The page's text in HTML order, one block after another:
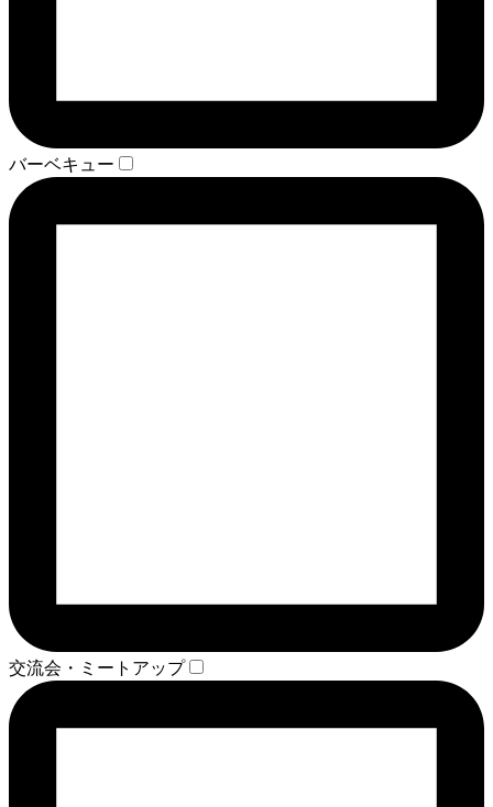
バーベキュー
交流会・ミートアップ